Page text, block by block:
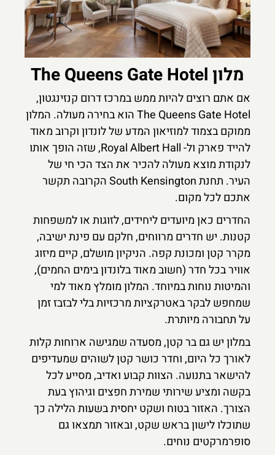
מלון The Queens Gate Hotel
אם אתם רוצים להיות ממש במרכז דרום קנזינגטון,
The Queens Gate Hotel הוא בחירה מעולה. המלון
ממוקם בצמוד למוזיאון המדע של לונדון וקרוב מאוד
להייד פארק ול- Royal Albert Hall, שזה הופך אותו
לנקודת מוצא מעולה להכיר את הצד הכי חי של
העיר. תחנת South Kensington הקרובה תקשר
אתכם לכל מקום.
החדרים כאן מיועדים ליחידים, לזוגות או למשפחות
קטנות. יש חדרים מרווחים, חלקם עם פינת ישיבה,
מקרר קטן ומכונת קפה. הניקיון מושלם, קיים מיזוג
אוויר בכל חדר (חשוב מאוד בלונדון בימים החמים),
והמיטות נוחות במיוחד. המלון מומלץ מאוד למי
שמחפש לבקר באטרקציות מרכזיות בלי לבזבז זמן
על תחבורה מיותרת.
במלון יש גם בר קטן, מסעדה שמגישה ארוחות קלות
לאורך כל היום, וחדר כושר קטן לשוהים שמעדיפים
להישאר בתנועה. הצוות קבוע ואדיב, מסייע לכל
בקשה ומציע שירותי שמירת חפצים וגיהוץ בעת
הצורך. האזור בטוח ושקט יחסית בשעות הלילה כך
שתוכלו לישון בראש שקט, ובאזור תמצאו גם
סופרמרקטים נוחים.